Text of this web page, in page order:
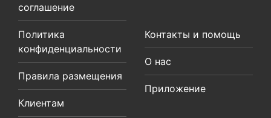
соглашение
Политика
конфиденциальности
Правила размещения
Клиентам
Контакты и помощь
О нас
Приложение